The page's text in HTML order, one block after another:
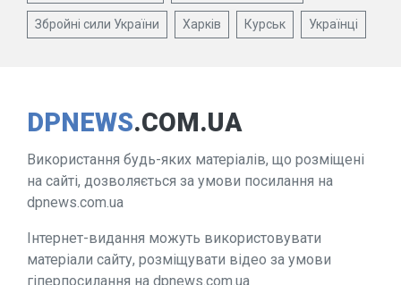
Збройні сили України Харків Курськ Українці
DPNEWS.COM.UA
Використання будь-яких матеріалів, що розміщені
на сайті, дозволяється за умови посилання на
dpnews.com.ua
Інтернет-видання можуть використовувати
матеріали сайту, розміщувати відео за умови
гіперпосилання на dpnews.com.ua